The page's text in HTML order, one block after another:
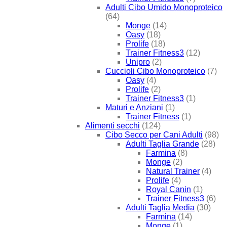
Adulti Cibo Umido Monoproteico
(64)
Monge (14)
Oasy (18)
Prolife (18)
Trainer Fitness3 (12)
Unipro (2)
Cuccioli Cibo Monoproteico (7)
Oasy (4)
Prolife (2)
Trainer Fitness3 (1)
Maturi e Anziani (1)
Trainer Fitness (1)
Alimenti secchi (124)
Cibo Secco per Cani Adulti (98)
Adulti Taglia Grande (28)
Farmina (8)
Monge (2)
Natural Trainer (4)
Prolife (4)
Royal Canin (1)
Trainer Fitness3 (6)
Adulti Taglia Media (30)
Farmina (14)